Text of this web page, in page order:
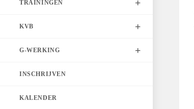
TRAININGEN
KVB
G-WERKING
INSCHRIJVEN
KALENDER